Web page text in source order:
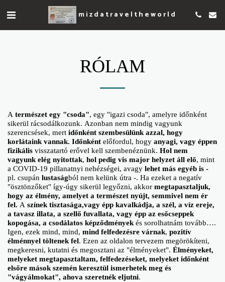
mizdatraveltheworld
RÓLAM
A természet egy "csoda", egy "igazi csoda", amelyre időnként
sikerül rácsodálkozunk. Azonban nem mindig vagyunk
szerencsések, mert időnként szembesülünk azzal, hogy
korlátaink vannak. Időnként előfordul, hogy anyagi, vagy éppen
fizikális visszatartó erővel kell szembenéznünk. Hol nem
vagyunk elég nyitottak, hol pedig vis major helyzet áll elő, mint
a COVID-19 pillanatnyi nehézségei, avagy lehet más egyéb is -
pl. csupán lustaságból nem kelünk útra -. Ha ezeket a negatív
"ösztönzőket" így-úgy sikerül legyőzni, akkor megtapasztaljuk,
hogy az élmény, amelyet a természet nyújt, semmivel nem ér
fel. A színek tisztasága,vagy épp kavalkádja, a szél, a víz ereje,
a tavasz illata, a szellő fuvallata, vagy épp az esőcseppek
kopogása, a csodálatos képződmények és sorolhatnám tovább….
Igen, ezek mind, mind, mind felfedezésre várnak, pozitív
élménnyel töltenek fel. Ezen az oldalon tervezem megörökíteni,
megkeresni, kutatni és megosztani az "élményeket". Élményeket,
melyeket megtapasztaltam, felfedezéseket, melyeket időnként
elsőre mások szemén keresztül ismerhetek meg és
"vágyálmokat", ahova szeretnék eljutni.